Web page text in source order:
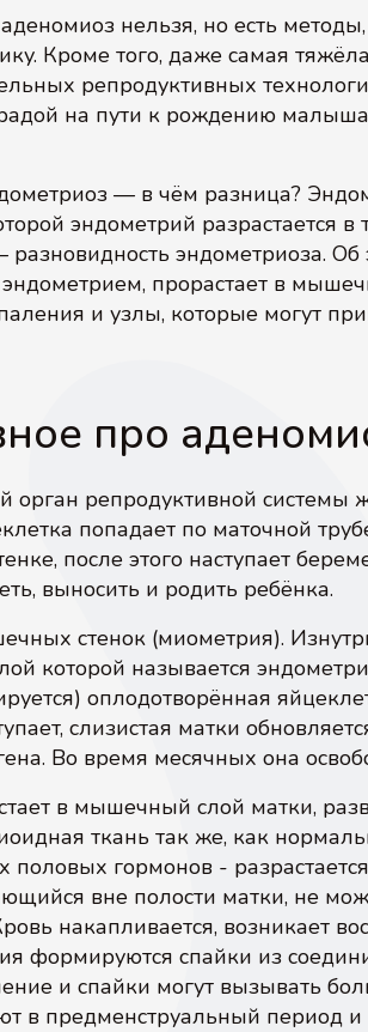
нельзя, но есть
Кроме того, даже самая
репродуктивных
на пути к рождению
— в чём разница?
эндометрий разрастается в
эндометриоза. Об
эндометрием, прорастает в
и узлы, которые могут
про
орган репродуктивной системы
попадает по маточной
после этого наступает
выносить и родить ребёнка.
стенок (миометрия).
которой называется
оплодотворённая
слизистая матки
Во время месячных она
в мышечный слой матки,
ткань так же, как
гормонов -
вне полости матки, не
накапливается, возникает
формируются спайки из
и спайки могут вызывать
в предменструальный период